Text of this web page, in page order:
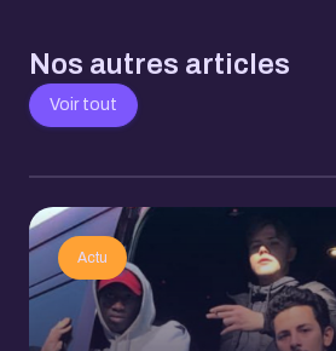
Nos autres articles
Voir tout
Actu